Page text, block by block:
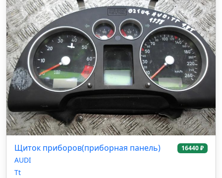
Щиток приборов(приборная панель) 16440 ₽
AUDI
Tt